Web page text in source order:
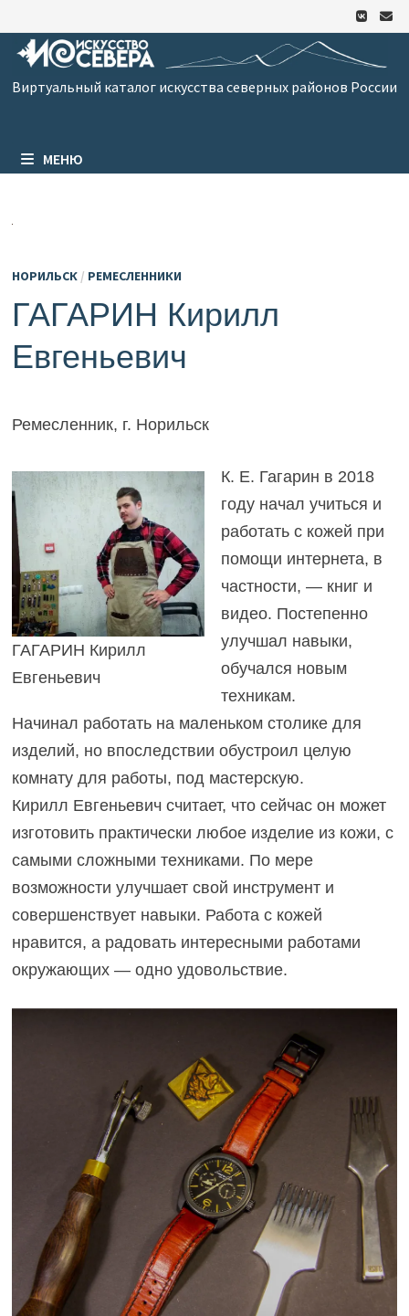
к
содержимому
Виртуальный каталог искусства северных районов России
МЕНЮ
НОРИЛЬСК/ РЕМЕСЛЕННИКИ
ГАГАРИН Кирилл
Евгеньевич
Ремесленник, г. Норильск
ГАГАРИН Кирилл
Евгеньевич
К. Е. Гагарин в 2018
году начал учиться и
работать с кожей при
помощи интернета, в
частности, — книг и
видео. Постепенно
улучшал навыки,
обучался новым
техникам.
Начинал работать на маленьком столике для
изделий, но впоследствии обустроил целую
комнату для работы, под мастерскую.
Кирилл Евгеньевич считает, что сейчас он может
изготовить практически любое изделие из кожи, с
самыми сложными техниками. По мере
возможности улучшает свой инструмент и
совершенствует навыки. Работа с кожей
нравится, а радовать интересными работами
окружающих — одно удовольствие.